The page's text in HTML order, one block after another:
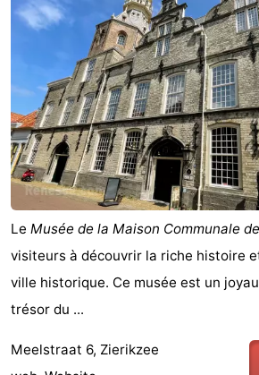
Le Musée de la Maison Communale
visiteurs à découvrir la riche histoire
ville historique. Ce musée est un
trésor du ...
Meelstraat 6, Zierikzee